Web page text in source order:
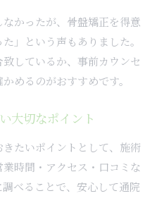
かったが、骨盤矯正を得意
」という声もありました。
しているか、事前カウンセ
めるのがおすすめです。
大切なポイント
たいポイントとして、施術
時間・アクセス・口コミな
べることで、安心して通院